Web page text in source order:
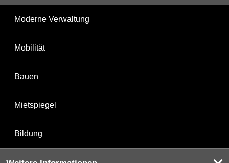
Moderne Verwaltung
Mobilität
Bauen
Mietspiegel
Bildung